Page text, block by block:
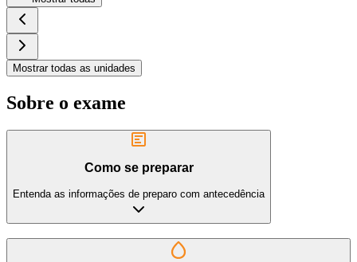
Mostrar todas as unidades
Sobre o exame
Como se preparar
Entenda as informações de preparo com antecedência